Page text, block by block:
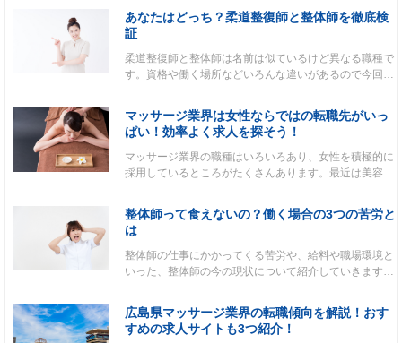
あなたはどっち？柔道整復師と整体師を徹底検
証
柔道整復師と整体師は名前は似ているけど異なる職種で
す。資格や働く場所などいろんな違いがあるので今回…
マッサージ業界は女性ならではの転職先がいっ
ぱい！効率よく求人を探そう！
マッサージ業界の職種はいろいろあり、女性を積極的に
採用しているところがたくさんあります。最近は美容…
整体師って食えないの？働く場合の3つの苦労と
は
整体師の仕事にかかってくる苦労や、給料や職場環境と
いった、整体師の今の現状について紹介していきます…
広島県マッサージ業界の転職傾向を解説！おす
すめの求人サイトも3つ紹介！